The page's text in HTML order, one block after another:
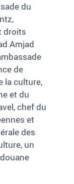
du
droits
Amjad
de
la culture,
et du
chef du
et
des
un